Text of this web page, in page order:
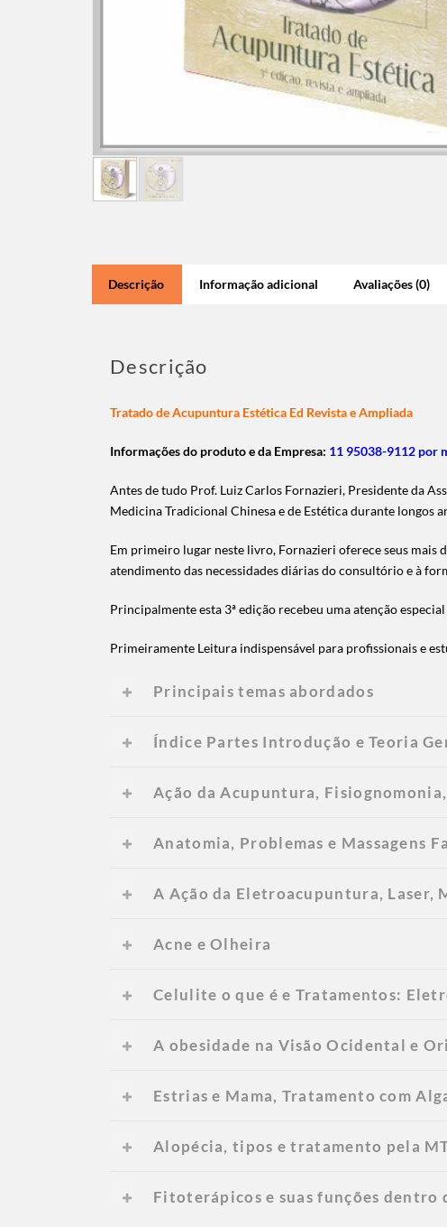
Descrição Informação adicional Avaliações (0)
Descrição
Tratado de Acupuntura Estética Ed Revista e Ampliada
Informações do produto e da Empresa: 11 95038-9112 por
Antes de tudo Prof. Luiz Carlos Fornazieri, Presidente da
Medicina Tradicional Chinesa e de Estética durante longos
Em primeiro lugar neste livro, Fornazieri oferece seus mais
atendimento das necessidades diárias do consultório e à
Principalmente esta 3ª edição recebeu uma atenção
Primeiramente Leitura indispensável para profissionais e
Principais temas abordados
Índice Partes Introdução e Teoria
Ação da Acupuntura,
Anatomia, Problemas e Massagens
A Ação da Eletroacupuntura, Laser,
Acne e Olheira
Celulite o que é e Tratamentos:
A obesidade na Visão Ocidental e
Estrias e Mama, Tratamento com
Alopécia, tipos e tratamento pela
Fitoterápicos e suas funções dentro